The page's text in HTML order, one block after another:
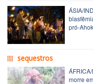
ÁSIA/
pró-Ahok
sequestros
morre